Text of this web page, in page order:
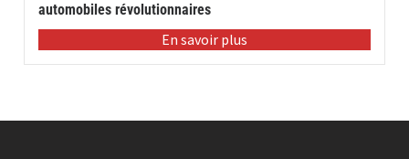
automobiles révolutionnaires
En savoir plus